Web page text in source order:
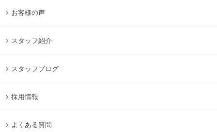
お客様の声
スタッフ紹介
スタッフブログ
採用情報
よくある質問